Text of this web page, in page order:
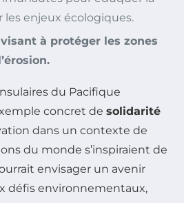
les enjeux écologiques.
visant à protéger les zones
du Pacifique
concret de solidarité
dans un contexte de
du monde s’inspiraient de
envisager un avenir
défis environnementaux,